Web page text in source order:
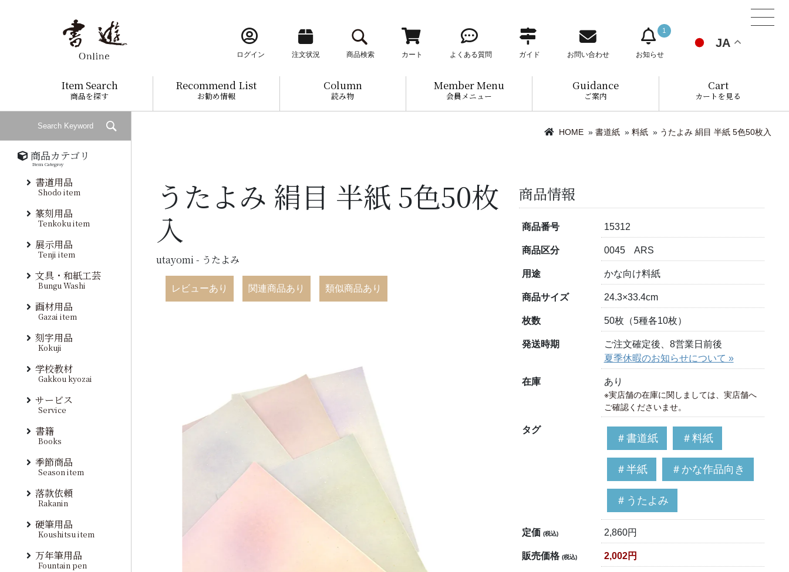
ログイン 注文状況 商品検索 カート よくある質問 ガイド お問い合わせ
1
お知らせ
JA
Item Search
商品を探す
Recommend List
お勧め情報
Column
読み物
Member Menu
会員メニュー
Guidance
ご案内
Cart
カートを見る
HOME » 書道紙 » 料紙 » うたよみ 絹目 半紙 5色50枚入
うたよみ 絹目 半紙 5色50枚
入
utayomi - うたよみ
レビューあり 関連商品あり 類似商品あり
商品情報
商品番号 15312
商品区分 0045 ARS
用途 かな向け料紙
商品サイズ 24.3×33.4cm
枚数 50枚（5種各10枚）
発送時期
ご注文確定後、8営業日前後
夏季休暇のお知らせについて »
在庫 あり
※実店舗の在庫に関しましては、実店舗へ
ご確認くださいませ。
タグ
＃書道紙 ＃料紙
＃半紙 ＃かな作品向き
＃うたよみ
定価(税込) 2,860円
販売価格(税込) 2,002円
商品カテゴリ
Item Categroy
書道用品
Shodo item
篆刻用品
Tenkoku item
展示用品
Tenji item
文具・和紙工芸
Bungu Washi
画材用品
Gazai item
刻字用品
Kokuji
学校教材
Gakkou kyozai
サービス
Service
書籍
Books
季節商品
Season item
落款依頼
Rakanin
硬筆用品
Koushitsu item
万年筆用品
Fountain pen